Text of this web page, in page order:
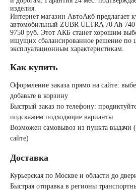
START-STOP
Аккумуляторы
AGM
изделия.
Интернет магазин АвтоАкб предлагает
автомобильный ZUBR ULTRA 70 Ah
9750 руб. Этот АКБ станет хорошим
ищущих сбалансированное решение по
эксплуатационным характеристикам.
Как купить
Оформление заказа прямо на сайте:
добавьте в корзину
Быстрый заказ по телефону:
подскажем подходящие варианты
Возможен самовывоз из пункта выдачи
сайте)
Доставка
Курьерская по Москве и области до
Быстрая отправка в регионы